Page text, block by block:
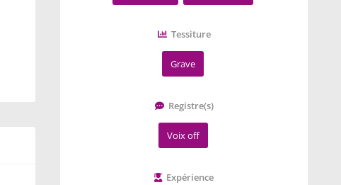
Tessiture
Grave
Registre(s)
Voix off
Expérience